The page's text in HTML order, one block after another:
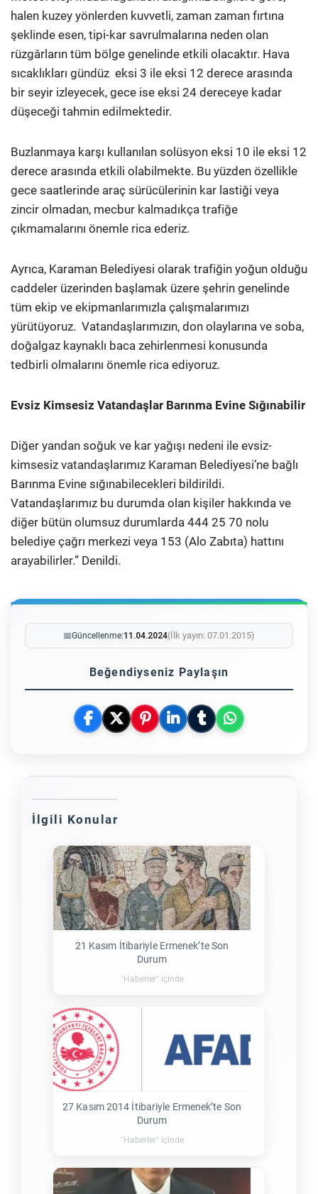
halen kuzey yönlerden kuvvetli, zaman zaman fırtına
şeklinde esen, tipi-kar savrulmalarına neden olan
rüzgârların tüm bölge genelinde etkili olacaktır. Hava
sıcaklıkları gündüz eksi 3 ile eksi 12 derece arasında
bir seyir izleyecek, gece ise eksi 24 dereceye kadar
düşeceği tahmin edilmektedir.
Buzlanmaya karşı kullanılan solüsyon eksi 10 ile eksi 12
derece arasında etkili olabilmekte. Bu yüzden özellikle
gece saatlerinde araç sürücülerinin kar lastiği veya
zincir olmadan, mecbur kalmadıkça trafiğe
çıkmamalarını önemle rica ederiz.
Ayrıca, Karaman Belediyesi olarak trafiğin yoğun olduğu
caddeler üzerinden başlamak üzere şehrin genelinde
tüm ekip ve ekipmanlarımızla çalışmalarımızı
yürütüyoruz. Vatandaşlarımızın, don olaylarına ve soba,
doğalgaz kaynaklı baca zehirlenmesi konusunda
tedbirli olmalarını önemle rica ediyoruz.
Evsiz Kimsesiz Vatandaşlar Barınma Evine Sığınabilir
Diğer yandan soğuk ve kar yağışı nedeni ile evsiz-
kimsesiz vatandaşlarımız Karaman Belediyesi’ne bağlı
Barınma Evine sığınabilecekleri bildirildi.
Vatandaşlarımız bu durumda olan kişiler hakkında ve
diğer bütün olumsuz durumlarda 444 25 70 nolu
belediye çağrı merkezi veya 153 (Alo Zabıta) hattını
arayabilirler.” Denildi.
📅Güncellenme:11.04.2024(İlk yayın: 07.01.2015)
Beğendiyseniz Paylaşın
İlgili Konular
21 Kasım İtibariyle Ermenek’te Son
Durum
"Haberler" içinde
27 Kasım 2014 İtibariyle Ermenek’te Son
Durum
"Haberler" içinde